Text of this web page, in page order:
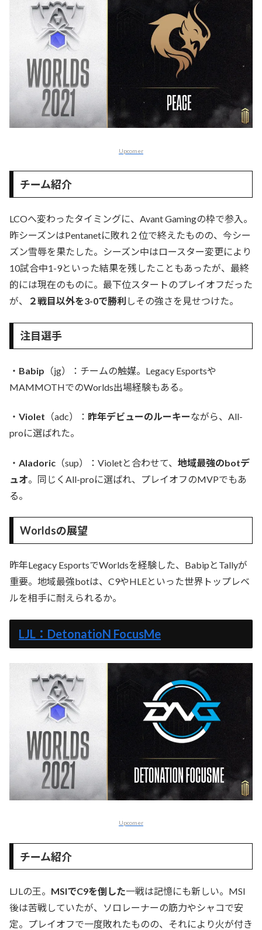
Upcomer
チーム紹介
LCOへ変わったタイミングに、Avant Gamingの枠で参入。
昨シーズンはPentanetに敗れ２位で終えたものの、今シー
ズン雪辱を果たした。シーズン中はロースター変更により
10試合中1-9といった結果を残したこともあったが、最終
的には現在のものに。最下位スタートのプレイオフだった
が、
２戦目以外を3-0で勝利 しその強さを見せつけた。
注目選手
・ Babip （jg）：チームの触媒。Legacy Esportsや
MAMMOTHでのWorlds出場経験もある。
・ Violet （adc）： 昨年デビューのルーキーながら、All-
proに選ばれた。
・ Aladoric （sup）：Violetと合わせて、 地域最強のbotデ
ュオ。同じくAll-proに選ばれ、プレイオフのMVPでもあ
る。
Worldsの展望
昨年Legacy EsportsでWorldsを経験した、BabipとTallyが
重要。地域最強botは、C9やHLEといった世界トップレベ
ルを相手に耐えられるか。
LJL：DetonatioN FocusMe
Upcomer
チーム紹介
LJLの王。 MSIでC9を倒した一戦は記憶にも新しい。MSI
後は苦戦していたが、ソロレーナーの筋力やシャコで安
定。プレイオフで一度敗れたものの、それにより火が付き